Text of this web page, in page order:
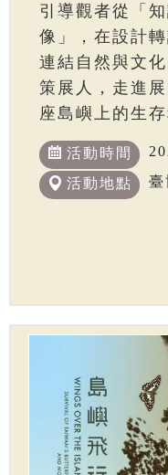
引導觀者從「
像」，在設計
連結自然與文
策展人，走進
座島嶼上的生存
活動時間
活動地點 臺